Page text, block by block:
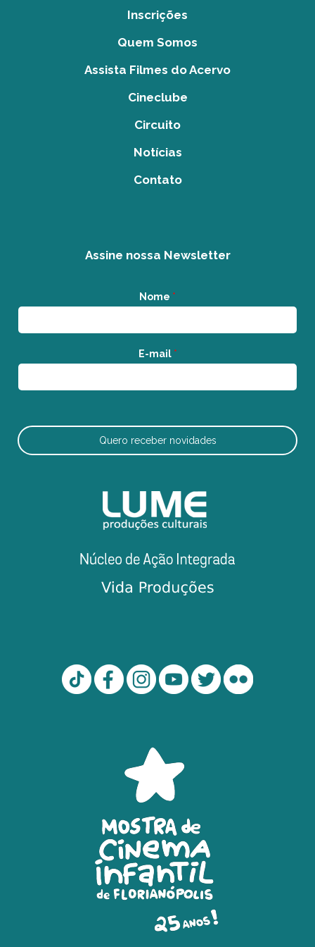
Inscrições
Quem Somos
Assista Filmes do Acervo
Cineclube
Circuito
Notícias
Contato
Assine nossa Newsletter
Nome *
E-mail *
Quero receber novidades